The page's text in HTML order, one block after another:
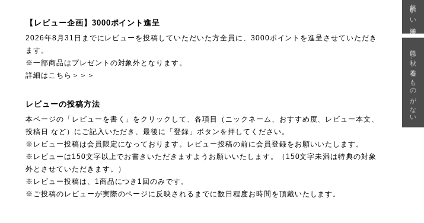
【レビュー企画】3000ポイント進呈
2026年8月31日までにレビューを投稿していただいた方全員に、3000ポイントを進呈させていただき
ます。
※一部商品はプレゼントの対象外となります。
詳細はこちら＞＞＞
レビューの投稿方法
本ページの「レビューを書く」をクリックして、各項目（ニックネーム、おすすめ度、レビュー本文、
投稿日 など）にご記入いただき、最後に「登録」ボタンを押してください。
※レビュー投稿は会員限定になっております。レビュー投稿の前に会員登録をお願いいたします。
※レビューは150文字以上でお書きいただきますようお願いいたします。（150文字未満は特典の対象
外とさせていただきます。）
※レビュー投稿は、1商品につき1回のみです。
※ご投稿のレビューが実際のページに反映されるまでに数日程度お時間を頂戴いたします。
急に秋、着るものがない